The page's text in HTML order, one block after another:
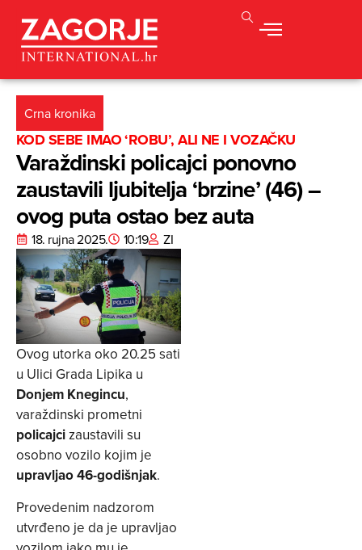
Crna kronika
KOD SEBE IMAO ‘ROBU’, ALI NE I VOZAČKU
Varaždinski policajci ponovno
zaustavili ljubitelja ‘brzine’ (46) –
ovog puta ostao bez auta
18. rujna 2025. 10:19 ZI
Ovog utorka oko 20.25 sati
u Ulici Grada Lipika u
Donjem Knegincu,
varaždinski prometni
policajcizaustavili su
osobno vozilo kojim je
upravljao 46-godišnjak.
Provedenim nadzorom
utvrđeno je da je upravljao